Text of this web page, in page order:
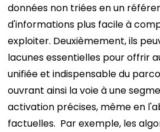
données non triées en un
d'informations plus facile à
exploiter. Deuxièmement, ils
lacunes essentielles pour offrir
unifiée et indispensable du
ouvrant ainsi la voie à une
activation précises, même en
factuelles. Par exemple, les